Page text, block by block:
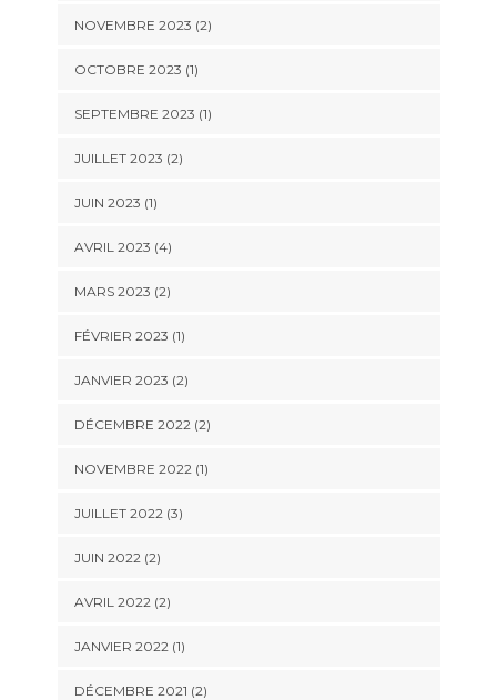
NOVEMBRE 2023 (2)
OCTOBRE 2023 (1)
SEPTEMBRE 2023 (1)
JUILLET 2023 (2)
JUIN 2023 (1)
AVRIL 2023 (4)
MARS 2023 (2)
FÉVRIER 2023 (1)
JANVIER 2023 (2)
DÉCEMBRE 2022(2)
NOVEMBRE 2022(1)
JUILLET 2022(3)
JUIN 2022(2)
AVRIL 2022(2)
JANVIER 2022(1)
DÉCEMBRE 2021 (2)